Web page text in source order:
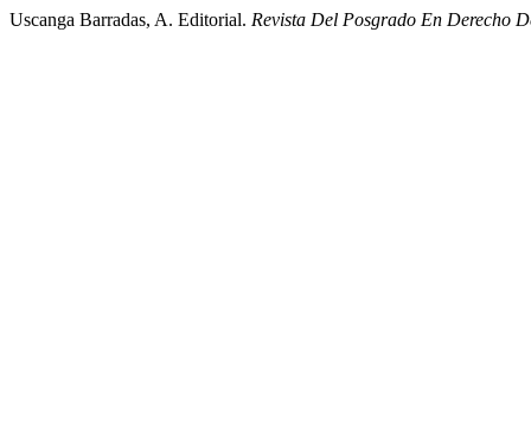
Uscanga Barradas, A. Editorial. Revista Del Posgrado En Derecho